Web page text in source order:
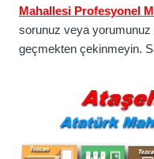
Mahallesi Profesyonel
sorunuz veya
geçmekten çekinmeyin.